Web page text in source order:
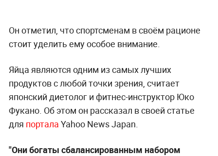
Он отметил, что спортсменам в своём рационе
стоит уделить ему особое внимание.
Яйца являются одним из самых лучших
продуктов с любой точки зрения, считает
японский диетолог и фитнес-инструктор Юко
Фукано. Об этом он рассказал в своей статье
для портала Yahoo News Japan.
"Они богаты сбалансированным набором